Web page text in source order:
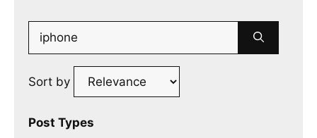
Search
for:
Sort by
Post Types